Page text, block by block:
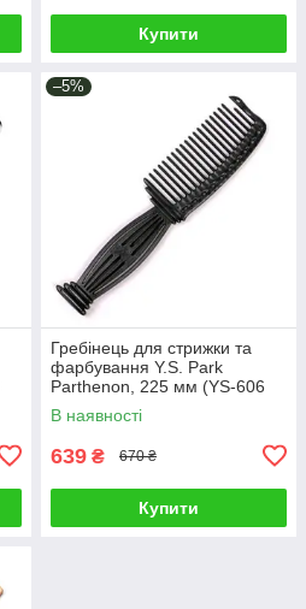
Купити
–5%
Гребінець для стрижки та
фарбування Y.S. Park
Parthenon, 225 мм (YS-606
Carbon Black)
В наявності
639 ₴ 670 ₴
Купити